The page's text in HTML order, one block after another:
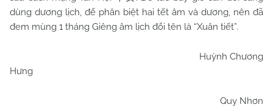
dùng dương lịch, để phân biệt hai tết âm và dương, nên đã
đem mùng 1 tháng Giêng âm lịch đổi tên là “Xuân tiết”.
Huỳnh Chương
Hưng
Quy Nhơn